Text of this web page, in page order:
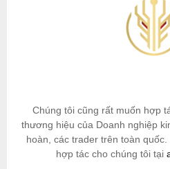
Chúng tôi cũng rất muốn hợp
thương hiệu của Doanh nghiệp
hoàn, các trader trên toàn
hợp tác cho chúng tôi tại